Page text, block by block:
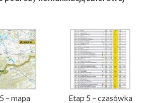
– mapa Etap 5 – czasówka